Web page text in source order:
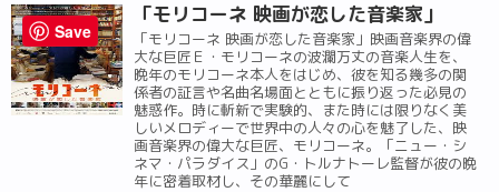
「モリコーネ 映画が恋した音楽家」
「モリコーネ 映画が恋した音楽家」映画音楽界の偉
大な巨匠Ｅ・モリコーネの波瀾万丈の音楽人生を、
晩年のモリコーネ本人をはじめ、彼を知る幾多の関
係者の証言や名曲名場面とともに振り返った必見の
魅惑作。時に斬新で実験的、また時には限りなく美
しいメロディーで世界中の人々の心を魅了した、映
画音楽界の偉大な巨匠、モリコーネ。「ニュー・シ
ネマ・パラダイス」のG・トルナトーレ監督が彼の晩
年に密着取材し、その華麗にして
Save